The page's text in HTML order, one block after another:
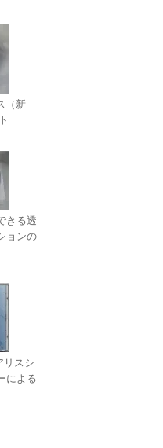
（新
きる透
ョンの
リスシ
による